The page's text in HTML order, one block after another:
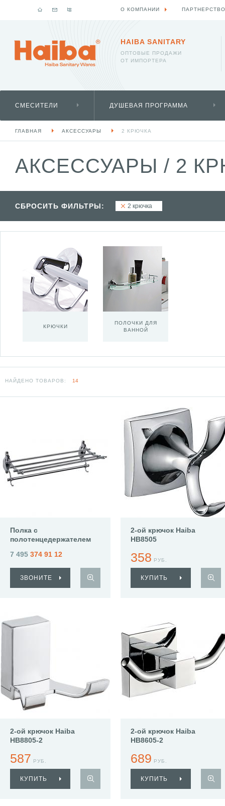
HAIBA SANITARY
ОПТОВЫЕ ПРОДАЖИ
ОТ ИМПОРТЕРА
СМЕСИТЕЛИ ДУШЕВАЯ ПРОГРАММА
ГЛАВНАЯ АКСЕССУАРЫ 2 КРЮЧКА
АКСЕССУАРЫ / 2
СБРОСИТЬ ФИЛЬТРЫ: 2 крючка
КРЮЧКИ
ПОЛОЧКИ ДЛЯ
ВАННОЙ
НАЙДЕНО ТОВАРОВ: 14
Полка с
полотенцедержателем
7 495 374 91 12
ЗВОНИТЕ
2-ой крючок Haiba
HB8505
358 РУБ.
КУПИТЬ
2-ой крючок Haiba
HB8805-2
587 РУБ.
КУПИТЬ
2-ой крючок Haiba
HB8605-2
689 РУБ.
КУПИТЬ
О КОМПАНИИ ПАРТНЕРСТВО